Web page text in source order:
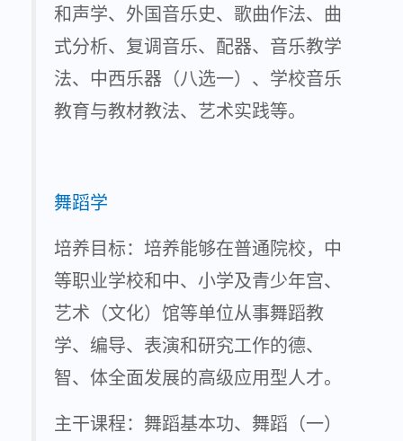
和声学、外国音乐史、歌曲作法、曲
式分析、复调音乐、配器、音乐教学
法、中西乐器（八选一）、学校音乐
教育与教材教法、艺术实践等。
舞蹈学
培养目标：培养能够在普通院校，中
等职业学校和中、小学及青少年宫、
艺术（文化）馆等单位从事舞蹈教
学、编导、表演和研究工作的德、
智、体全面发展的高级应用型人才。
主干课程：舞蹈基本功、舞蹈（一）